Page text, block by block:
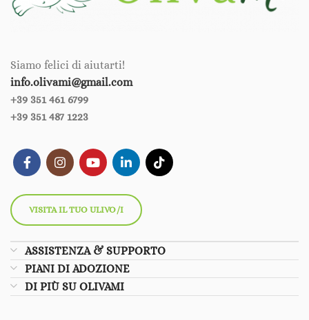
Siamo felici di aiutarti!
info.olivami@gmail.com
+39 351 461 6799‪‪
+39 351 487 1223
VISITA IL TUO ULIVO/I
ASSISTENZA & SUPPORTO
PIANI DI ADOZIONE
DI PIÙ SU OLIVAMI